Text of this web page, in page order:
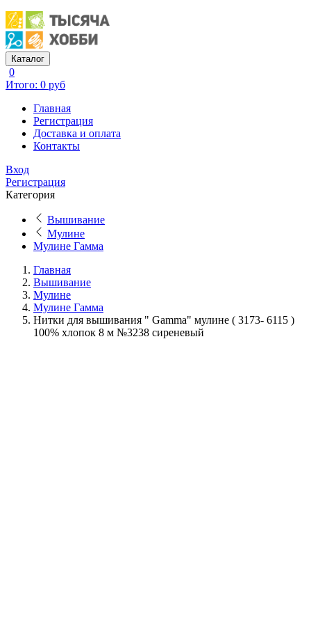
Каталог
0
Итого: 0 руб
Главная
Регистрация
Доставка и оплата
Контакты
Вход
Регистрация
Категория
Вышивание
Мулине
Мулине Гамма
Главная
Вышивание
Мулине
Мулине Гамма
Нитки для вышивания " Gamma" мулине ( 3173- 6115 )
100% хлопок 8 м №3238 сиреневый